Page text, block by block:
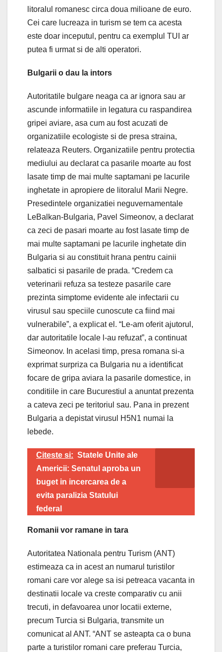
litoralul romanesc circa doua milioane de euro.
Cei care lucreaza in turism se tem ca acesta
este doar inceputul, pentru ca exemplul TUI ar
putea fi urmat si de alti operatori.
Bulgarii o dau la intors
Autoritatile bulgare neaga ca ar ignora sau ar
ascunde informatiile in legatura cu raspandirea
gripei aviare, asa cum au fost acuzati de
organizatiile ecologiste si de presa straina,
relateaza Reuters. Organizatiile pentru protectia
mediului au declarat ca pasarile moarte au fost
lasate timp de mai multe saptamani pe lacurile
inghetate in apropiere de litoralul Marii Negre.
Presedintele organizatiei neguvernamentale
LeBalkan-Bulgaria, Pavel Simeonov, a declarat
ca zeci de pasari moarte au fost lasate timp de
mai multe saptamani pe lacurile inghetate din
Bulgaria si au constituit hrana pentru cainii
salbatici si pasarile de prada. “Credem ca
veterinarii refuza sa testeze pasarile care
prezinta simptome evidente ale infectarii cu
virusul sau speciile cunoscute ca fiind mai
vulnerabile”, a explicat el. “Le-am oferit ajutorul,
dar autoritatile locale l-au refuzat”, a continuat
Simeonov. In acelasi timp, presa romana si-a
exprimat surpriza ca Bulgaria nu a identificat
focare de gripa aviara la pasarile domestice, in
conditiile in care Bucurestiul a anuntat prezenta
a cateva zeci pe teritoriul sau. Pana in prezent
Bulgaria a depistat virusul H5N1 numai la
lebede.
Citeste si: Statele Unite ale
Americii: Senatul aproba un
buget in incercarea de a
evita paralizia Statului
federal
Romanii vor ramane in tara
Autoritatea Nationala pentru Turism (ANT)
estimeaza ca in acest an numarul turistilor
romani care vor alege sa isi petreaca vacanta in
destinatii locale va creste comparativ cu anii
trecuti, in defavoarea unor locatii externe,
precum Turcia si Bulgaria, transmite un
comunicat al ANT. “ANT se asteapta ca o buna
parte a turistilor romani care preferau Turcia,